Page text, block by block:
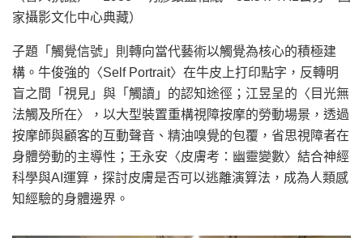
家攝影文化中心典藏）
子題「觸覺信號」則轉向當代藝術以觸覺為核心的積極建
構。牛俊強的〈Self Portrait〉在牛皮上打印點字，反轉明
盲之間「視見」與「觸讀」的認知途徑；江昱呈的〈目光無
法觸及所在〉，以大型裝置重構視障按摩的勞動場景，透過
按摩師與顧客的互動聲音、精油嗅覺的包覆，省思視障者在
身體勞動的主導性；王永安〈皮膚考：幽靈變數〉結合神經
科學與AI運算，探討皮膚是否可以逃離演算法，成為人類感
知經驗的身體邊界。